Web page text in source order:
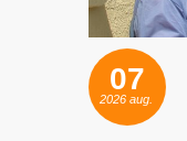
07
2026 aug.